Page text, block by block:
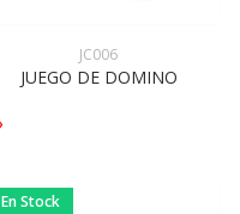
JC006
JUEGO DE DOMINO
En Stock